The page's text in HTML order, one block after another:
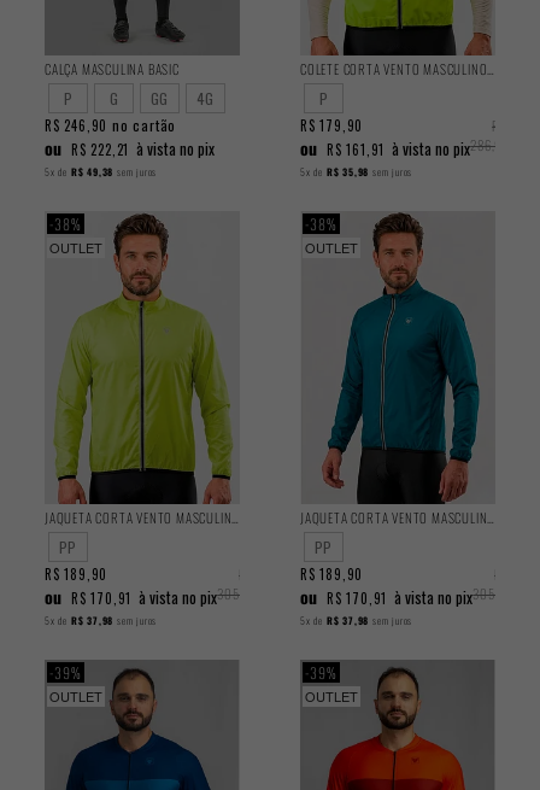
CALÇA MASCULINA BASIC
P G GG 4G
R$ 246,90 no cartão
ou R$ 222,21 à vista no pix
5x de R$ 49,38 sem juros
COLETE CORTA VENTO MASCULINO CLASSIC
P
R$
286,90
R$ 179,90
ou R$ 161,91 à vista no pix
5x de R$ 35,98 sem juros
OUTLET
38%
PP
R$
305,90
R$ 189,90
ou R$ 170,91 à vista no pix
5x de R$ 37,98 sem juros
OUTLET
38%
PP
R$
305,90
R$ 189,90
ou R$ 170,91 à vista no pix
5x de R$ 37,98 sem juros
OUTLET
39%
OUTLET
39%